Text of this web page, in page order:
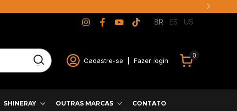
BR ES US
Cadastre-se Fazer login
0
SHINERAY OUTRAS MARCAS CONTATO